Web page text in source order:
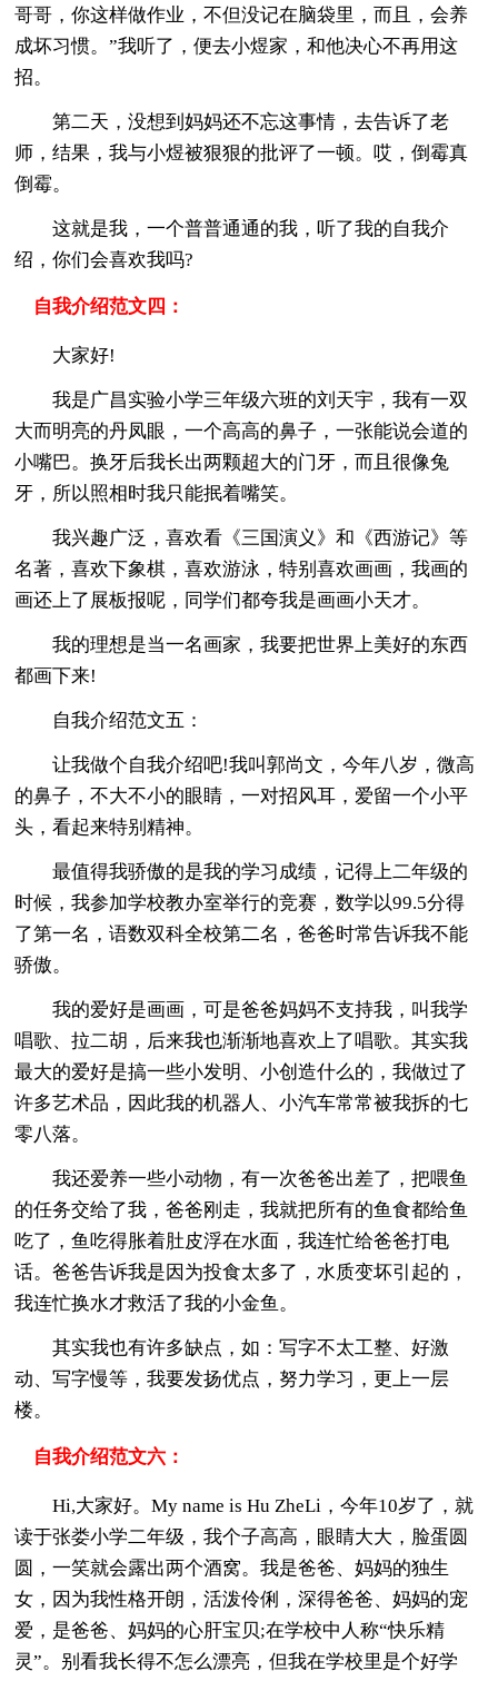
哥哥，你这样做作业，不但没记在脑袋里，而且，会养
成坏习惯。”我听了，便去小煜家，和他决心不再用这
招。
第二天，没想到妈妈还不忘这事情，去告诉了老
师，结果，我与小煜被狠狠的批评了一顿。哎，倒霉真
倒霉。
这就是我，一个普普通通的我，听了我的自我介
绍，你们会喜欢我吗?
自我介绍范文四：
大家好!
我是广昌实验小学三年级六班的刘天宇，我有一双
大而明亮的丹凤眼，一个高高的鼻子，一张能说会道的
小嘴巴。换牙后我长出两颗超大的门牙，而且很像兔
牙，所以照相时我只能抿着嘴笑。
我兴趣广泛，喜欢看《三国演义》和《西游记》等
名著，喜欢下象棋，喜欢游泳，特别喜欢画画，我画的
画还上了展板报呢，同学们都夸我是画画小天才。
我的理想是当一名画家，我要把世界上美好的东西
都画下来!
自我介绍范文五：
让我做个自我介绍吧!我叫郭尚文，今年八岁，微高
的鼻子，不大不小的眼睛，一对招风耳，爱留一个小平
头，看起来特别精神。
最值得我骄傲的是我的学习成绩，记得上二年级的
时候，我参加学校教办室举行的竞赛，数学以99.5分得
了第一名，语数双科全校第二名，爸爸时常告诉我不能
骄傲。
我的爱好是画画，可是爸爸妈妈不支持我，叫我学
唱歌、拉二胡，后来我也渐渐地喜欢上了唱歌。其实我
最大的爱好是搞一些小发明、小创造什么的，我做过了
许多艺术品，因此我的机器人、小汽车常常被我拆的七
零八落。
我还爱养一些小动物，有一次爸爸出差了，把喂鱼
的任务交给了我，爸爸刚走，我就把所有的鱼食都给鱼
吃了，鱼吃得胀着肚皮浮在水面，我连忙给爸爸打电
话。爸爸告诉我是因为投食太多了，水质变坏引起的，
我连忙换水才救活了我的小金鱼。
其实我也有许多缺点，如：写字不太工整、好激
动、写字慢等，我要发扬优点，努力学习，更上一层
楼。
自我介绍范文六：
Hi,大家好。My name is Hu ZheLi，今年10岁了，就
读于张娄小学二年级，我个子高高，眼睛大大，脸蛋圆
圆，一笑就会露出两个酒窝。我是爸爸、妈妈的独生
女，因为我性格开朗，活泼伶俐，深得爸爸、妈妈的宠
爱，是爸爸、妈妈的心肝宝贝;在学校中人称“快乐精
灵”。别看我长得不怎么漂亮，但我在学校里是个好学